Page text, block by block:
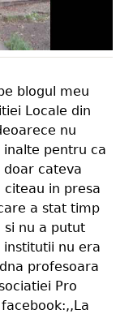
blogul meu
Locale din
nu
pentru ca
doar cateva
in presa
a stat timp
si nu a putut
nu era
profesoara
Pro